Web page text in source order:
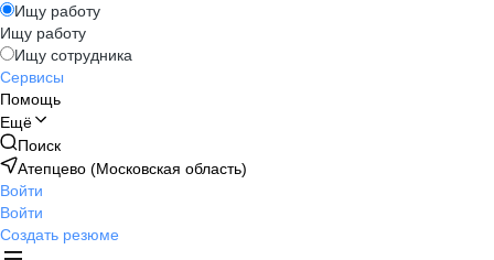
Ищу работу
Ищу работу
Ищу сотрудника
Сервисы
Помощь
Ещё
Поиск
Атепцево (Московская область)
Войти
Войти
Создать резюме